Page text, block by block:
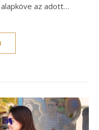
az adott…